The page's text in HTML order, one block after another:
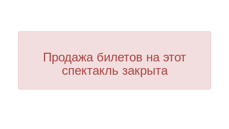
Продажа билетов на этот
спектакль закрыта